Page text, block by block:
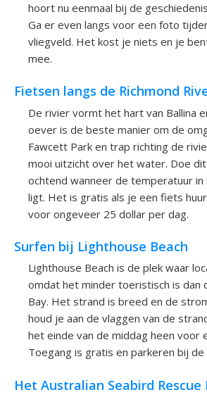
hoort nu eenmaal bij de
Ga er even langs voor een foto
vliegveld. Het kost je niets en je
mee.
Fietsen langs de Richmond
De rivier vormt het hart van Ballina
oever is de beste manier om de
Fawcett Park en trap richting de
mooi uitzicht over het water. Doe
ochtend wanneer de temperatuur
ligt. Het is gratis als je een fiets
voor ongeveer 25 dollar per dag.
Surfen bij Lighthouse Beach
Lighthouse Beach is de plek waar
omdat het minder toeristisch is dan
Bay. Het strand is breed en de
houd je aan de vlaggen van de
het einde van de middag heen voor
Toegang is gratis en parkeren bij
Het Australian Seabird Rescue